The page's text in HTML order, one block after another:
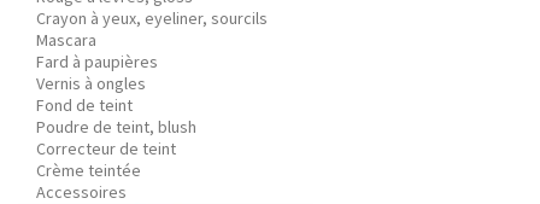
Crayon à yeux, eyeliner, sourcils
Mascara
Fard à paupières
Vernis à ongles
Fond de teint
Poudre de teint, blush
Correcteur de teint
Crème teintée
Accessoires